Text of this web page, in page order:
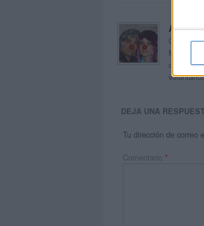
Acerca
Maribel,
dentro
DEJA UNA
Tu dirección de correo
Comentario *